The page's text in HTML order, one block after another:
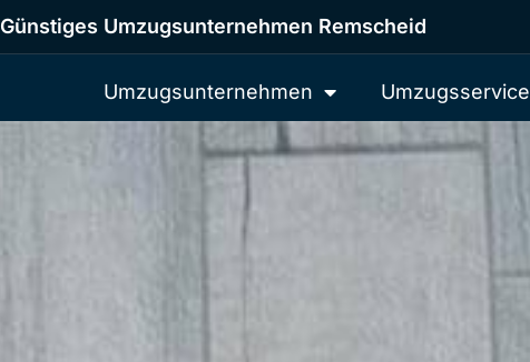
Günstiges Umzugsunternehmen Remscheid
Umzugsunternehmen Umzugsservice